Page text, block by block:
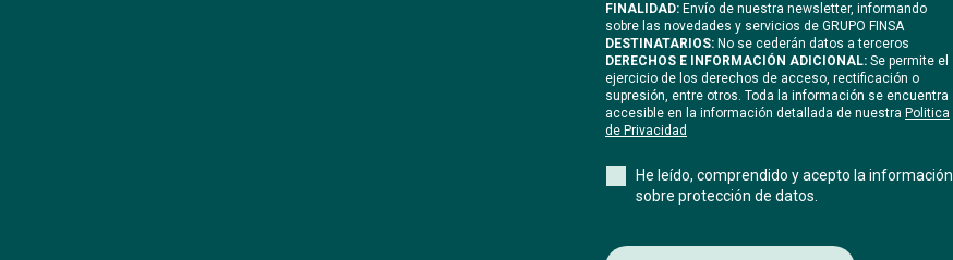
FINALIDAD: Envío de nuestra newsletter, informando
sobre las novedades y servicios de GRUPO FINSA
DESTINATARIOS: No se cederán datos a terceros
DERECHOS E INFORMACIÓN ADICIONAL: Se permite el
ejercicio de los derechos de acceso, rectificación o
supresión, entre otros. Toda la información se encuentra
accesible en la información detallada de nuestra Politica
de Privacidad
He leído, comprendido y acepto la información
sobre protección de datos.